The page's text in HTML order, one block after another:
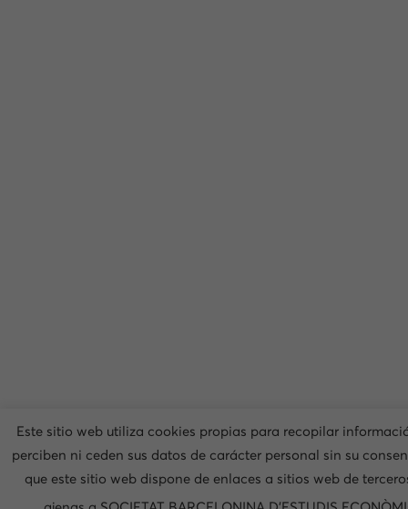
Este sitio web utiliza cookies propias para recopilar
perciben ni ceden sus datos de carácter personal sin su
que este sitio web dispone de enlaces a sitios web de